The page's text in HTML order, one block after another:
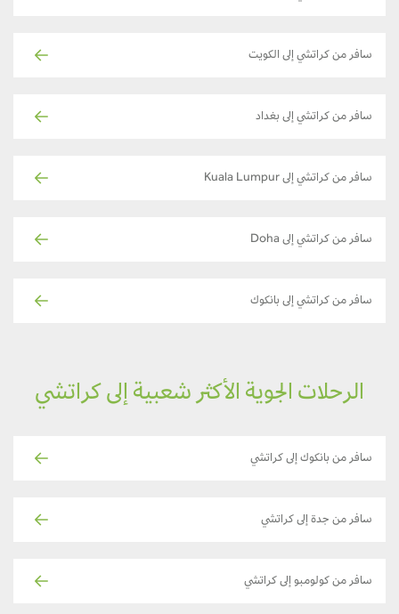
سافر من كراتشي إلى الكويت
سافر من كراتشي إلى بغداد
سافر من كراتشي إلى Kuala Lumpur
سافر من كراتشي إلى Doha
سافر من كراتشي إلى بانكوك
الرحلات الجوية الأكثر شعبية إلى كراتشي
سافر من بانكوك إلى كراتشي
سافر من جدة إلى كراتشي
سافر من كولومبو إلى كراتشي